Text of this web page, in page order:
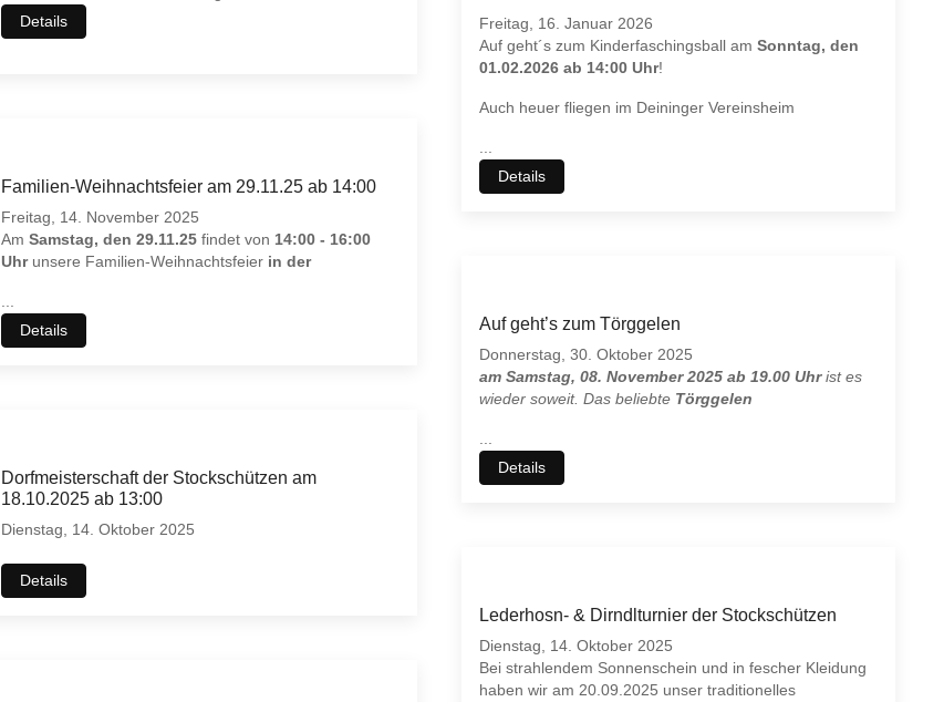
Details Freitag, 16. Januar 2026
Auf geht´s zum Kinderfaschingsball am Sonntag, den
01.02.2026 ab 14:00 Uhr!
Auch heuer fliegen im Deininger Vereinsheim
Details
Familien-Weihnachtsfeier am 29.11.25 ab 14:00
Freitag, 14. November 2025
Am Samstag, den 29.11.25 findet von 14:00 - 16:00
Uhrunsere Familien-Weihnachtsfeier in der
Details Auf geht’s zum Törggelen
Donnerstag, 30. Oktober 2025
am Samstag, 08. November 2025 ab 19.00 Uhrist es
wieder soweit. Das beliebte Törggelen
Details
Dorfmeisterschaft der Stockschützen am
18.10.2025 ab 13:00
Dienstag, 14. Oktober 2025
Details
Lederhosn- & Dirndlturnier der Stockschützen
Dienstag, 14. Oktober 2025
Bei strahlendem Sonnenschein und in fescher Kleidung
haben wir am 20.09.2025 unser traditionelles